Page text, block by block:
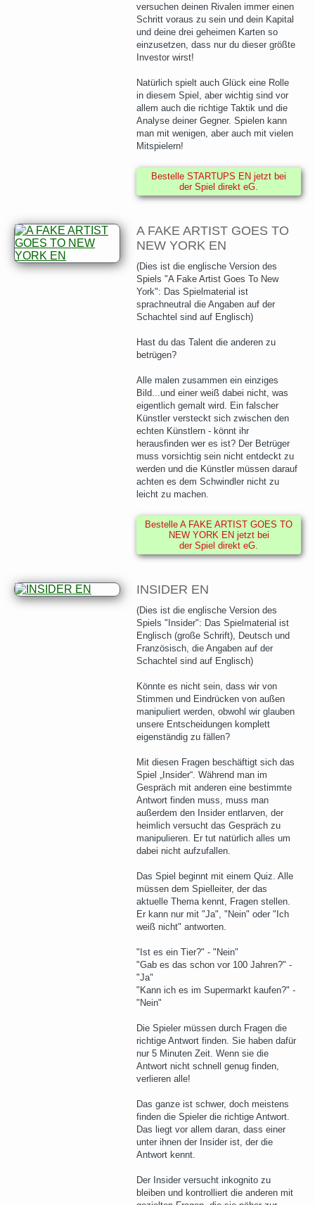
versuchen deinen Rivalen immer einen
Schritt voraus zu sein und dein Kapital
und deine drei geheimen Karten so
einzusetzen, dass nur du dieser größte
Investor wirst!
Natürlich spielt auch Glück eine Rolle
in diesem Spiel, aber wichtig sind vor
allem auch die richtige Taktik und die
Analyse deiner Gegner. Spielen kann
man mit wenigen, aber auch mit vielen
Mitspielern!
Bestelle STARTUPS EN jetzt bei
der Spiel direkt eG.
A FAKE ARTIST GOES TO
NEW YORK EN
(Dies ist die englische Version des
Spiels "A Fake Artist Goes To New
York": Das Spielmaterial ist
sprachneutral die Angaben auf der
Schachtel sind auf Englisch)
Hast du das Talent die anderen zu
betrügen?
Alle malen zusammen ein einziges
Bild...und einer weiß dabei nicht, was
eigentlich gemalt wird. Ein falscher
Künstler versteckt sich zwischen den
echten Künstlern - könnt ihr
herausfinden wer es ist? Der Betrüger
muss vorsichtig sein nicht entdeckt zu
werden und die Künstler müssen darauf
achten es dem Schwindler nicht zu
leicht zu machen.
Bestelle A FAKE ARTIST GOES TO
NEW YORK EN jetzt bei
der Spiel direkt eG.
INSIDER EN
(Dies ist die englische Version des
Spiels "Insider": Das Spielmaterial ist
Englisch (große Schrift), Deutsch und
Französisch, die Angaben auf der
Schachtel sind auf Englisch)
Könnte es nicht sein, dass wir von
Stimmen und Eindrücken von außen
manipuliert werden, obwohl wir glauben
unsere Entscheidungen komplett
eigenständig zu fällen?
Mit diesen Fragen beschäftigt sich das
Spiel „Insider“. Während man im
Gespräch mit anderen eine bestimmte
Antwort finden muss, muss man
außerdem den Insider entlarven, der
heimlich versucht das Gespräch zu
manipulieren. Er tut natürlich alles um
dabei nicht aufzufallen.
Das Spiel beginnt mit einem Quiz. Alle
müssen dem Spielleiter, der das
aktuelle Thema kennt, Fragen stellen.
Er kann nur mit "Ja", "Nein" oder "Ich
weiß nicht" antworten.
"Ist es ein Tier?" - "Nein"
"Gab es das schon vor 100 Jahren?" -
"Ja"
"Kann ich es im Supermarkt kaufen?" -
"Nein"
Die Spieler müssen durch Fragen die
richtige Antwort finden. Sie haben dafür
nur 5 Minuten Zeit. Wenn sie die
Antwort nicht schnell genug finden,
verlieren alle!
Das ganze ist schwer, doch meistens
finden die Spieler die richtige Antwort.
Das liegt vor allem daran, dass einer
unter ihnen der Insider ist, der die
Antwort kennt.
Der Insider versucht inkognito zu
bleiben und kontrolliert die anderen mit